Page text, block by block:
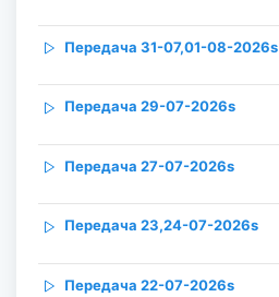
Передача 31-07,01-08-2026s
Передача 29-07-2026s
Передача 27-07-2026s
Передача 23,24-07-2026s
Передача 22-07-2026s